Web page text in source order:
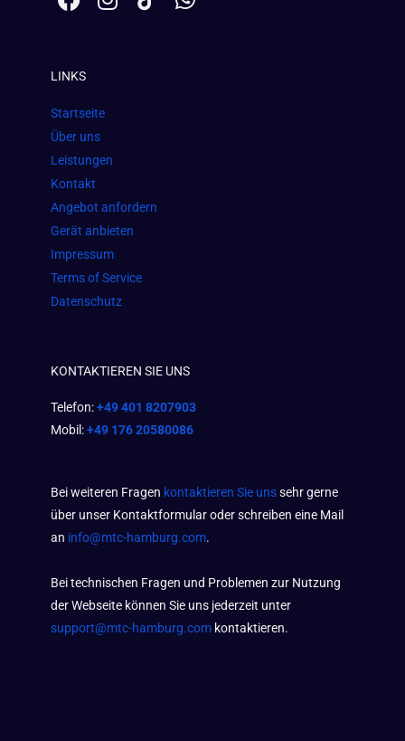
a
b
o
o
k
n
m
h
LINKS
Startseite
Über uns
Leistungen
Kontakt
Angebot anfordern
Gerät anbieten
Impressum
Terms of Service
Datenschutz
KONTAKTIEREN SIE UNS
Telefon:+49 401 8207903
Mobil:+49 176 20580086
Bei weiteren Fragen kontaktieren Sie unssehr gerne
über unser Kontaktformular oder schreiben eine Mail
an info@mtc-hamburg.com.
Bei technischen Fragen und Problemen zur Nutzung
der Webseite können Sie uns jederzeit unter
support@mtc-hamburg.com kontaktieren.